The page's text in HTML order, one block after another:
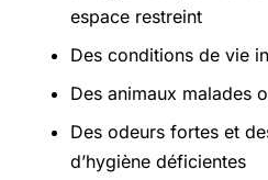
espace restreint
Des conditions de vie
Des animaux malades
Des odeurs fortes et
d’hygiène déficientes